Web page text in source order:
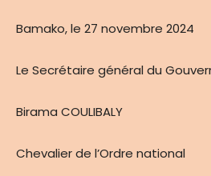
Bamako, le 27 novembre 2024
Le Secrétaire général du
Birama COULIBALY
Chevalier de l’Ordre national